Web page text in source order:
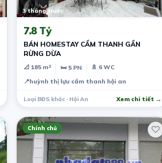
3 tháng trước
7.8 Tỷ
BÁN HOMESTAY CẨM THANH GẦN
RỪNG DỪA
📐 185 m² 🛏 5 PN
🚿 6 WC
📍huỳnh thị lựu cẩm thanh hội an
Loại BĐS khác · Hội An Xem chi tiết →
Chính chủ